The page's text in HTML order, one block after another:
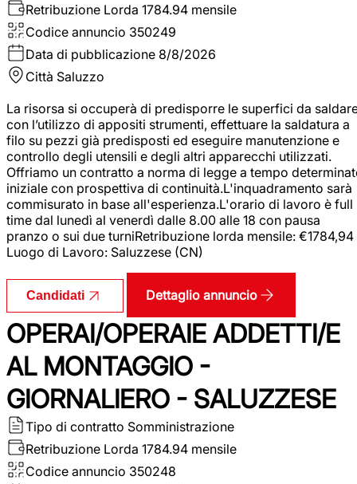
Retribuzione Lorda 1784.94 mensile
Codice annuncio 350249
Data di pubblicazione 8/8/2026
Città Saluzzo
La risorsa si occuperà di predisporre le superfici da
con l’utilizzo di appositi strumenti, effettuare la saldatura a
filo su pezzi già predisposti ed eseguire manutenzione e
controllo degli utensili e degli altri apparecchi utilizzati.
Offriamo un contratto a norma di legge a tempo
iniziale con prospettiva di continuità.L'inquadramento sarà
commisurato in base all'esperienza.L'orario di lavoro è full
time dal lunedì al venerdì dalle 8.00 alle 18 con pausa
pranzo o sui due turniRetribuzione lorda mensile: €1784,94
Luogo di Lavoro: Saluzzese (CN)
Candidati Dettaglio annuncio
OPERAI/OPERAIE ADDETTI/E
AL MONTAGGIO -
GIORNALIERO - SALUZZESE
Tipo di contratto Somministrazione
Retribuzione Lorda 1784.94 mensile
Codice annuncio 350248